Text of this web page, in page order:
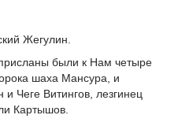
Жегулин.
были к Нам четыре
шаха Мансура, и
Чеге Витингов, лезгинец
Картышов.